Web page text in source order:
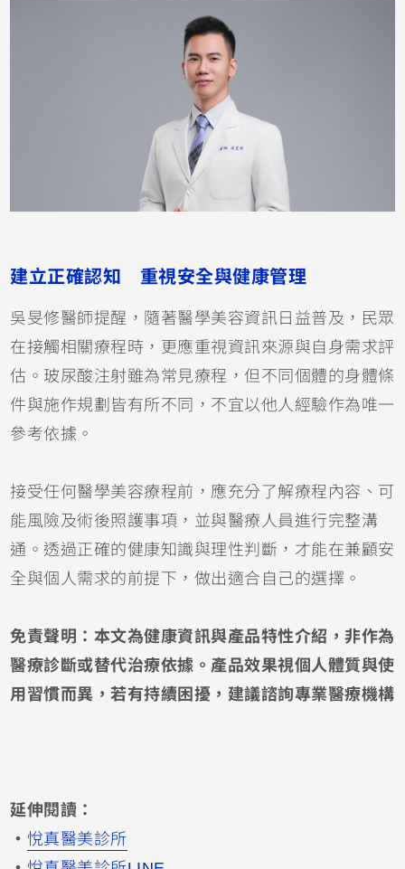
建立正確認知 重視安全與健康管理
吳旻修醫師提醒，隨著醫學美容資訊日益普及，民眾
在接觸相關療程時，更應重視資訊來源與自身需求評
估。玻尿酸注射雖為常見療程，但不同個體的身體條
件與施作規劃皆有所不同，不宜以他人經驗作為唯一
參考依據。
接受任何醫學美容療程前，應充分了解療程內容、可
能風險及術後照護事項，並與醫療人員進行完整溝
通。透過正確的健康知識與理性判斷，才能在兼顧安
全與個人需求的前提下，做出適合自己的選擇。
免責聲明：本文為健康資訊與產品特性介紹，非作為
醫療診斷或替代治療依據。產品效果視個人體質與使
用習慣而異，若有持續困擾，建議諮詢專業醫療機構
延伸閱讀：
・ 悅真醫美診所